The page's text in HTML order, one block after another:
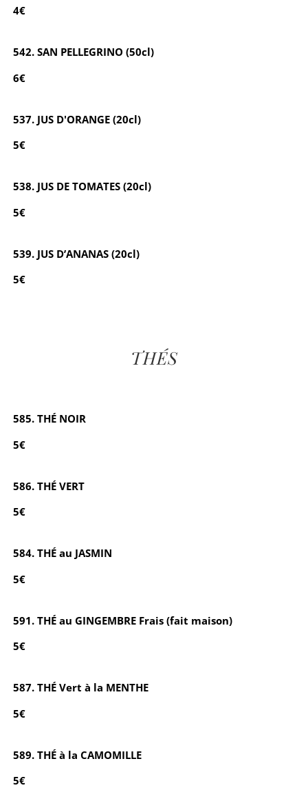
4€
542. SAN PELLEGRINO (50cl)
6€
537. JUS D'ORANGE (20cl)
5€
538. JUS DE TOMATES (20cl)
5€
539. JUS D’ANANAS (20cl)
5€
THÉS
585. THÉ NOIR
5€
586. THÉ VERT
5€
584. THÉ au JASMIN
5€
591. THÉ au GINGEMBRE Frais (fait maison)
5€
587. THÉ Vert à la MENTHE
5€
589. THÉ à la CAMOMILLE
5€